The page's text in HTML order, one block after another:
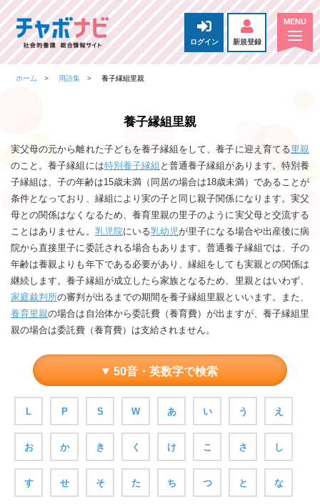
ログイン 新規登録
ホーム 用語集 養子縁組里親
養子縁組里親
実父母の元から離れた子どもを養子縁組をして、養子に迎え育てる里親
のこと。養子縁組には特別養子縁組 と普通養子縁組があります。特別養
子縁組は、子の年齢は15歳未満（同居の場合は18歳未満）であることが
条件となっており、縁組により実の子と同じ親子関係になります。実父
母との関係はなくなるため、養育里親の里子のように実父母と交流する
ことはありません。 乳児院にいる乳幼児が里子になる場合や出産後に病
院から直接里子に委託される場合もあります。普通養子縁組では、子の
年齢は養親よりも年下である必要があり、縁組をしても実親との関係は
継続します。養子縁組が成立したら家族となるため、里親とはいわず、
家庭裁判所の審判が出るまでの期間を養子縁組里親といいます。また、
養育里親の場合は自治体から委託費（養育費）が出ますが、養子縁組里
親の場合は委託費（養育費）は支給されません。
50音・英数字で検索
L P S W あ い う え
お か き く け こ さ し
す せ そ た ち つ と な